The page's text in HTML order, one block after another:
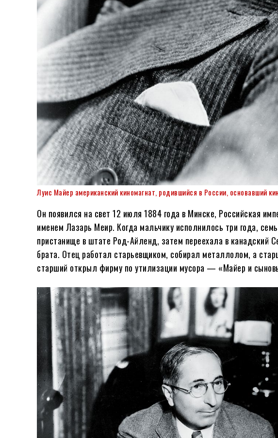
Луис Майер американский киномагнат, родившийся в России, основавший
Он появился на свет 12 июля 1884 года в Минске, Российская
именем Лазарь Меир. Когда мальчику исполнилось три года,
пристанище в штате Род-Айленд, затем переехала в канадский
брата. Отец работал старьевщиком, собирал металлолом, а
старший открыл фирму по утилизации мусора — «Майер и